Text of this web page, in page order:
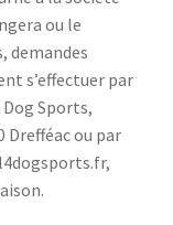
ou le
demandes
s’effectuer par
Dog Sports,
Drefféac ou par